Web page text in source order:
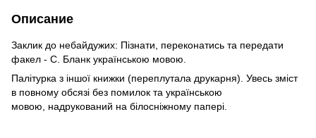
Описание
Заклик до небайдужих: Пізнати, переконатись та передати
факел - C. Бланк українською мовою.
Палітурка з іншої книжки (переплутала друкарня). Увесь зміст
в повному обсязі без помилок та українською
мовою, надрукований на білосніжному папері.